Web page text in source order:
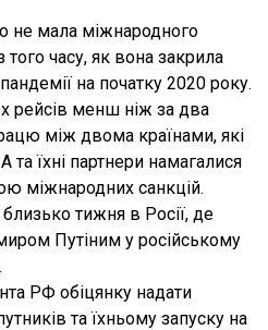
не мала міжнародного
того часу, як вона закрила
на початку 2020 року.
рейсів менш ніж за два
між двома країнами, які
їхні партнери намагалися
міжнародних санкцій.
тижня в Росії, де
Путіним у російському
РФ обіцянку надати
та їхньому запуску на